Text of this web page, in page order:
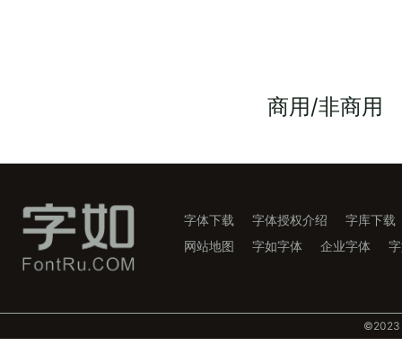
商用/非商用
字体下载 字体授权介绍
字库下载
网站地图
字如字体 企业字体
©️2023